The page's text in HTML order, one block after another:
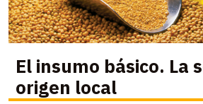
El insumo básico. La
origen local